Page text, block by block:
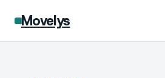
Movelys